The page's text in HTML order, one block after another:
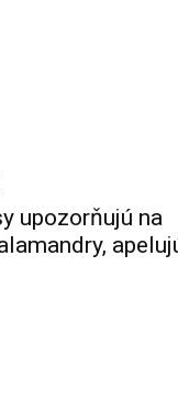
upozorňujú na